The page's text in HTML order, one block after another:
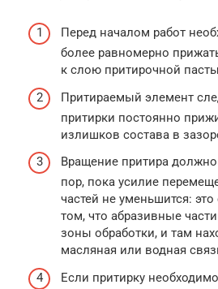
Перед началом работ
более равномерно
к слою притирочной
Притираемый элемент
притирки постоянно
излишков состава в
Вращение притира
пор, пока усилие
частей не уменьшится: это
том, что абразивные
зоны обработки, и там
масляная или водная
Если притирку